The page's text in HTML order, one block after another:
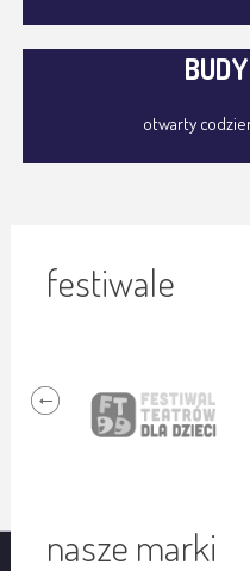
otwarty
festiwale
nasze marki